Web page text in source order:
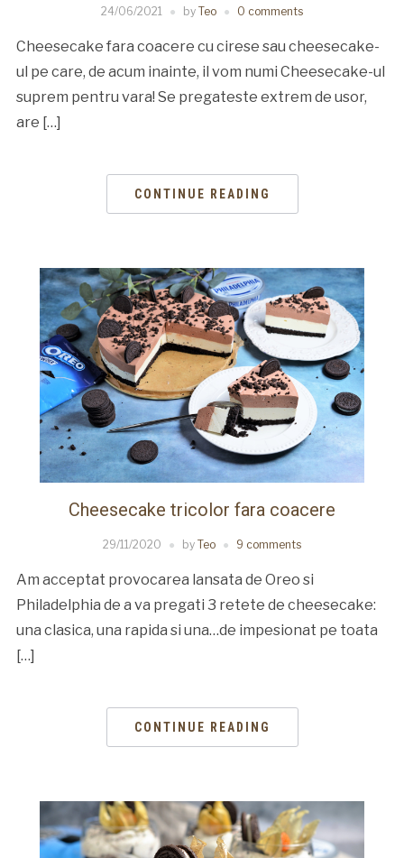
24/06/2021 by Teo 0 comments
Cheesecake fara coacere cu cirese sau cheesecake-
ul pe care, de acum inainte, il vom numi Cheesecake-ul
suprem pentru vara! Se pregateste extrem de usor,
are […]
CONTINUE READING
Cheesecake tricolor fara coacere
29/11/2020 by Teo 9 comments
Am acceptat provocarea lansata de Oreo si
Philadelphia de a va pregati 3 retete de cheesecake:
una clasica, una rapida si una…de impesionat pe toata
[…]
CONTINUE READING